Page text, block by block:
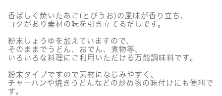
あ
ご
し
個
香ばしく焼いたあご(とびうお)の風味が香り立ち、
コクがあり素材の味を引き立てるだしです。
粉末しょうゆを加えていますので、
そのままでうどん、おでん、煮物等、
いろいろな料理にご利用いただける万能調味料です。
粉末タイプですので素材になじみやすく、
チャーハンや焼きうどんなどの炒め物の味付けにも便利で
す。